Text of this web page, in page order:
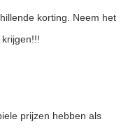
korting. Neem het
prijzen hebben als